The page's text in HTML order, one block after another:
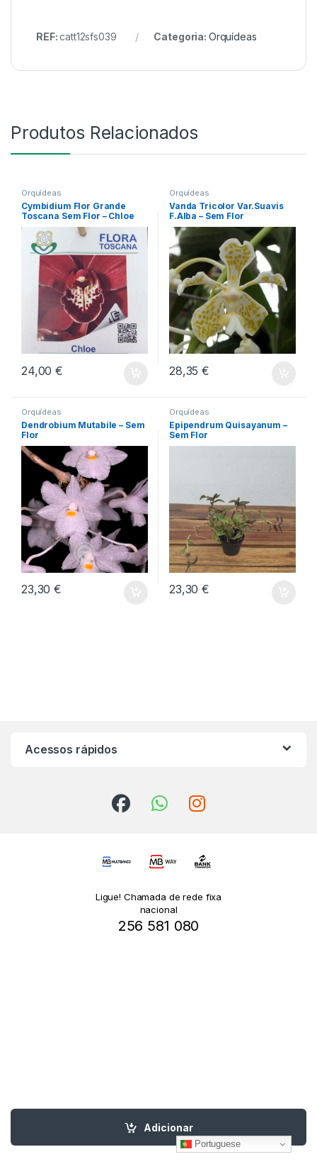
Adicionar
REF:catt12sfs039 Categoria: Orquídeas
Produtos Relacionados
Orquídeas
Cymbidium Flor Grande
Toscana Sem Flor – Chloe
24,00€
Orquídeas
Vanda Tricolor Var.Suavis
F.Alba – Sem Flor
28,35€
Orquídeas
Dendrobium Mutabile – Sem
Flor
23,30€
Orquídeas
Epipendrum Quisayanum –
Sem Flor
23,30€
Acessos rápidos
Ligue! Chamada de rede fixa
nacional
256 581 080
Portuguese